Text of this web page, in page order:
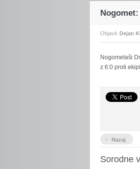
Objavil: Dejan
Nogometaši
z 6:0 proti
‹ Nazaj
Sorodne